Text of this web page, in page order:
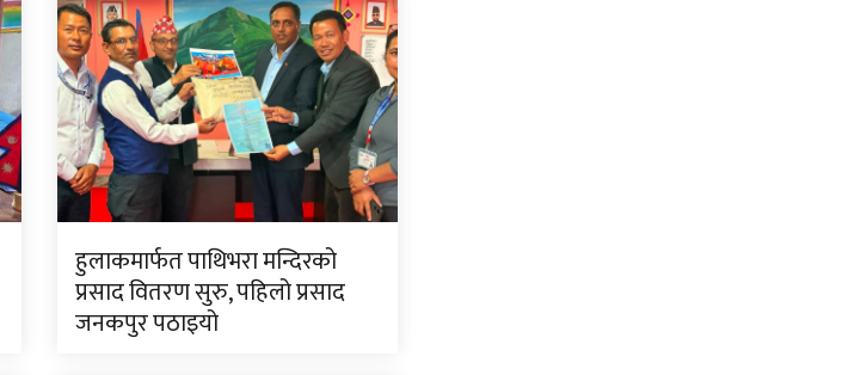
हुलाकमार्फत पाथिभरा मन्दिरको
प्रसाद वितरण सुरु, पहिलो प्रसाद
जनकपुर पठाइयो